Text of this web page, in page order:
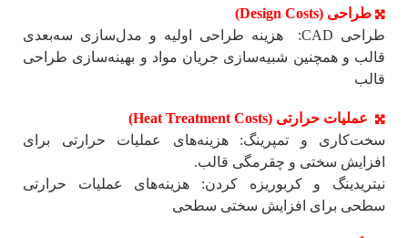
طراحی (Design Costs)
طراحی CAD: هزینه طراحی اولیه و مدل‌سازی سه‌بعدی
قالب و همچنین شبیه‌سازی جریان مواد و بهینه‌سازی طراحی
قالب
عملیات حرارتی (Heat Treatment Costs)
سخت‌کاری و تمپرینگ: هزینه‌های عملیات حرارتی برای
افزایش سختی و چقرمگی قالب.
نیتریدینگ و کربوریزه کردن: هزینه‌های عملیات حرارتی
سطحی برای افزایش سختی سطحی